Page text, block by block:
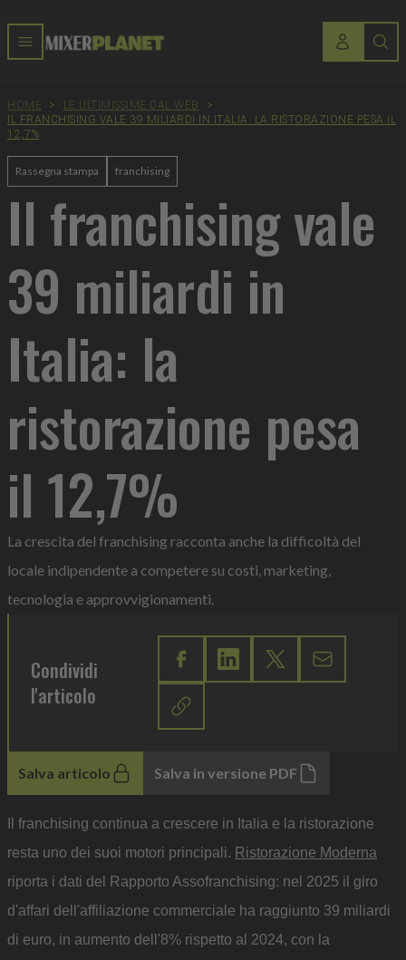
HOME > LE ULTIMISSIME DAL WEB
>
IL FRANCHISING VALE 39 MILIARDI IN ITALIA: LA RISTORAZIONE PESA IL
12,7%
Rassegna stampa franchising
Il franchising vale
39 miliardi in
Italia: la
ristorazione pesa
il 12,7%
La crescita del franchising racconta anche la difficoltà del
locale indipendente a competere su costi, marketing,
tecnologia e approvvigionamenti.
Condividi
l'articolo
Salva articolo Salva in versione PDF
Il franchising continua a crescere in Italia e la ristorazione
resta uno dei suoi motori principali. Ristorazione Moderna
riporta i dati del Rapporto Assofranchising: nel 2025 il giro
d'affari dell'affiliazione commerciale ha raggiunto 39 miliardi
di euro, in aumento dell'8% rispetto al 2024, con la